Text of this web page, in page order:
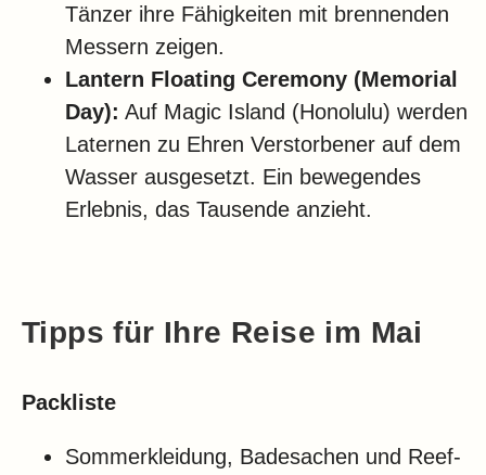
Tänzer ihre Fähigkeiten mit brennenden
Messern zeigen.
Lantern Floating Ceremony (Memorial
Day): Auf Magic Island (Honolulu) werden
Laternen zu Ehren Verstorbener auf dem
Wasser ausgesetzt. Ein bewegendes
Erlebnis, das Tausende anzieht.
Tipps für Ihre Reise im Mai
Packliste
Sommerkleidung, Badesachen und Reef-